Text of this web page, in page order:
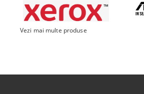
Vezi mai multe produse